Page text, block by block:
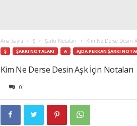
Ana Sayfa Ş Şarkı Notaları Kim Ne Derse Desin
Ş ŞARKI NOTALARI A AJDA PEKKAN ŞARKI
Kim Ne Derse Desin Aşk İçin Notaları
0